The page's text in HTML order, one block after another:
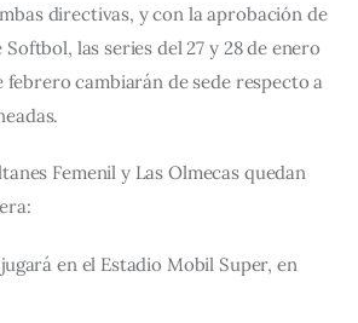
directivas, y con la aprobación de
las series del 27 y 28 de enero
febrero cambiarán de sede respecto a
Femenil y Las Olmecas quedan
en el Estadio Mobil Super, en